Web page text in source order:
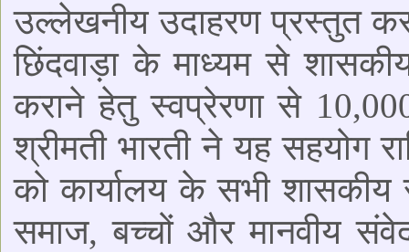
उल्लेखनीय उदाहरण प्रस्तुत
छिंदवाड़ा के माध्यम से
कराने हेतु स्वप्रेरणा से
श्रीमती भारती ने यह सहयोग
को कार्यालय के सभी
समाज, बच्चों और मानवीय